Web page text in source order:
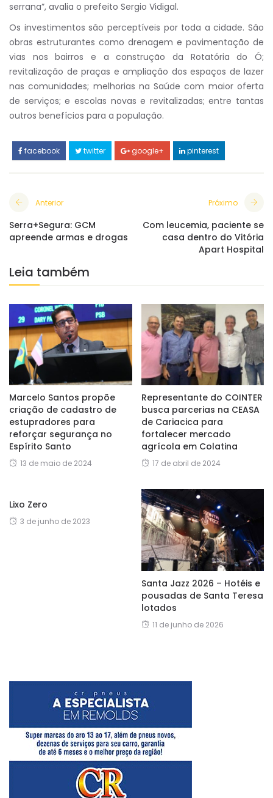
serrana”, avalia o prefeito Sergio Vidigal.
Os investimentos são perceptíveis por toda a cidade. São
obras estruturantes como drenagem e pavimentação de
vias nos bairros e a construção da Rotatória do Ó;
revitalização de praças e ampliação dos espaços de lazer
nas comunidades; melhorias na Saúde com maior oferta
de serviços; e escolas novas e revitalizadas; entre tantas
outros benefícios para a população.
facebook twitter google+ pinterest
Anterior
Serra+Segura: GCM
apreende armas e drogas
Próximo
Com leucemia, paciente se
casa dentro do Vitória
Apart Hospital
Leia também
Marcelo Santos propõe
criação de cadastro de
estupradores para
reforçar segurança no
Espírito Santo
13 de maio de 2024
Representante do COINTER
busca parcerias na CEASA
de Cariacica para
fortalecer mercado
agrícola em Colatina
17 de abril de 2024
Lixo Zero
3 de junho de 2023
Santa Jazz 2026 – Hotéis e
pousadas de Santa Teresa
lotados
11 de junho de 2026